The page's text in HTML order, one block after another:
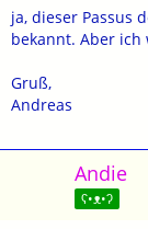
ja, dieser Passus
bekannt. Aber ich
Gruß,
Andreas
Andie
ʕ•ᴥ•ʔ